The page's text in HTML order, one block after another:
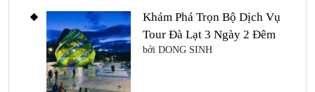
Khám Phá Trọn Bộ Dịch Vụ
Tour Đà Lạt 3 Ngày 2 Đêm
bởi DONG SINH